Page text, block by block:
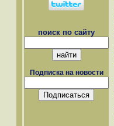
поиск по сайту
Подписка на новости